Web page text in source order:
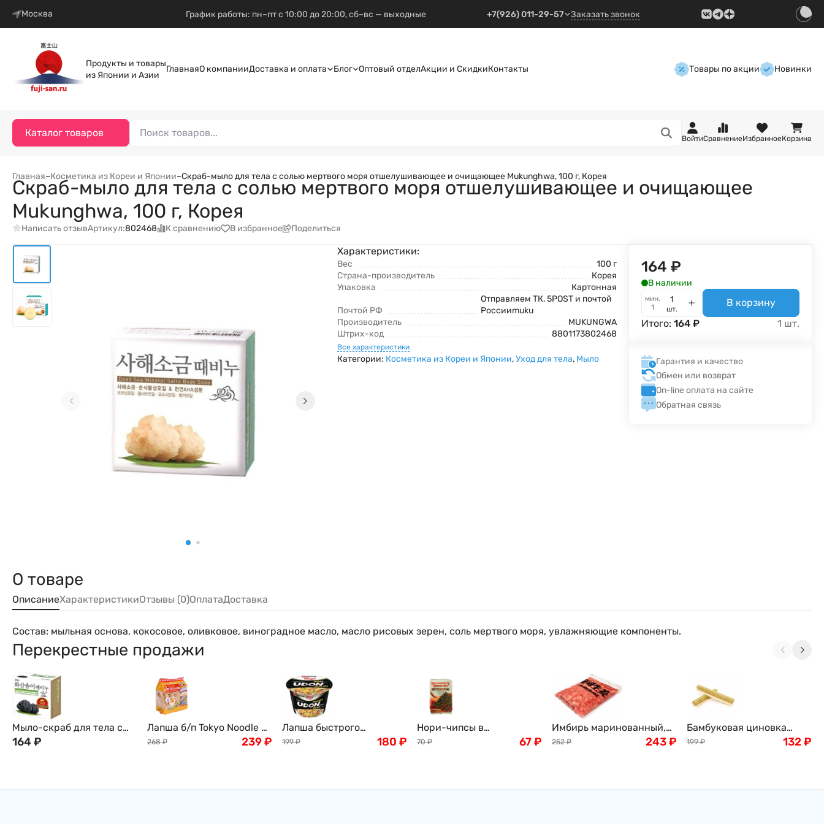
Москва График работы: пн–пт с 10:00 до 20:00, сб–вс — выходные +7(926) 011-29-57 Заказать звонок
Продукты и товары
из Японии и Азии
ГлавнаяО компанииДоставка и оплата Блог Оптовый отделАкции и СкидкиКонтакты Товары по акции Новинки
Каталог товаров
ВойтиСравнениеИзбранноеКорзина
Главная–Косметика из Кореи и Японии–Скраб-мыло для тела с солью мертвого моря отшелушивающее и очищающее Mukunghwa, 100 г, Корея
Скраб-мыло для тела с солью мертвого моря отшелушивающее и очищающее
Mukunghwa, 100 г, Корея
Написать отзывАртикул:802468 К сравнению В избранное Поделиться
Характеристики:
Вес
100 г
Страна-производитель
Корея
Упаковка
Картонная
Почтой РФ
Отправляем ТК, 5POST и почтой
Россииmuku
Производитель
MUKUNGWA
Штрих-код
8801173802468
Все характеристики
Категории: Косметика из Кореи и Японии,Уход для тела, Мыло
164 ₽
В наличии
мин.
1
шт.
В корзину
Итого:164 ₽ 1 шт.
Гарантия и качество
Обмен или возврат
On-line оплата на сайте
Обратная связь
О товаре
ОписаниеХарактеристикиОтзывы (0)ОплатаДоставка
Состав: мыльная основа, кокосовое, оливковое, виноградное масло, масло рисовых зерен, соль мертвого моря, увлажняющие компоненты.
Перекрестные продажи
Мыло-скраб для тела с
вулканическим пеплом
164₽
Лапша б/п Tokyo Noodle с
курицей и соевым соусом
268 ₽ 239₽
Лапша быстрого
приготовления Нонгшим
199 ₽ 180 ₽
Нори-чипсы в
традиционных сладко-
70 ₽ 67₽
Имбирь маринованный,
розовый, 1кг
252 ₽ 243₽
Бамбуковая циновка
(макису), 27x27см
199 ₽ 132₽